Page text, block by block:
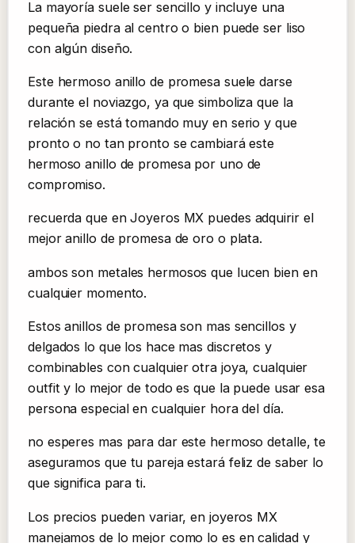
La mayoría suele ser sencillo y incluye una
pequeña piedra al centro o bien puede ser liso
con algún diseño.
Este hermoso anillo de promesa suele darse
durante el noviazgo, ya que simboliza que la
relación se está tomando muy en serio y que
pronto o no tan pronto se cambiará este
hermoso anillo de promesa por uno de
compromiso.
recuerda que en Joyeros MX puedes adquirir el
mejor anillo de promesa de oro o plata.
ambos son metales hermosos que lucen bien en
cualquier momento.
Estos anillos de promesa son mas sencillos y
delgados lo que los hace mas discretos y
combinables con cualquier otra joya, cualquier
outfit y lo mejor de todo es que la puede usar esa
persona especial en cualquier hora del día.
no esperes mas para dar este hermoso detalle, te
aseguramos que tu pareja estará feliz de saber lo
que significa para ti.
Los precios pueden variar, en joyeros MX
manejamos de lo mejor como lo es en calidad y